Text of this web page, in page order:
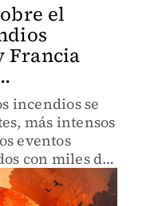
el
Francia
incendios se
más intensos
eventos
con miles de
haber sido